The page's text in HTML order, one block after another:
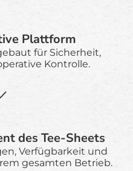
Plattform
für Sicherheit,
Kontrolle.
des Tee-Sheets
Verfügbarkeit und
gesamten Betrieb.